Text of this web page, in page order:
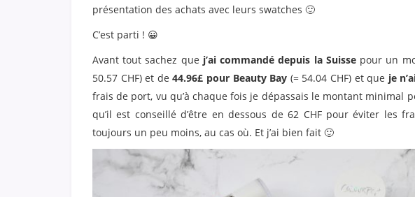
présentation des achats avec leurs swatches 🙂
C’est parti ! 😀
Avant tout sachez que j’ai commandé depuis la Suissepour un
50.57 CHF) et de44.96£ pour Beauty Bay (= 54.04 CHF) et que je
frais de port, vu qu’à chaque fois je dépassais le montant minimal
qu’il est conseillé d’être en dessous de 62 CHF pour éviter les
toujours un peu moins, au cas où. Et j’ai bien fait 🙂